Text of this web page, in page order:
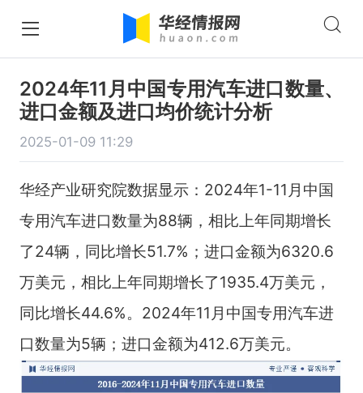
2024年11月中国专用汽车进口数量、
进口金额及进口均价统计分析
2025-01-09 11:29
华经产业研究院数据显示：2024年1-11月中国
专用汽车进口数量为88辆，相比上年同期增长
了24辆，同比增长51.7%；进口金额为6320.6
万美元，相比上年同期增长了1935.4万美元，
同比增长44.6%。2024年11月中国专用汽车进
口数量为5辆；进口金额为412.6万美元。